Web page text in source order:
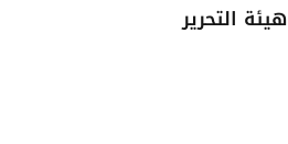
هيئة التحرير